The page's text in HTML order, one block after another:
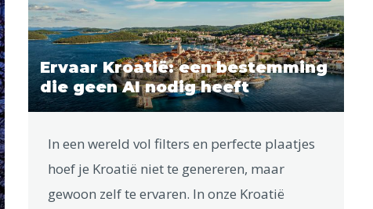
Ervaar Kroatië: een bestemming
die geen AI nodig heeft
In een wereld vol filters en perfecte plaatjes
hoef je Kroatië niet te genereren, maar
gewoon zelf te ervaren. In onze Kroatië